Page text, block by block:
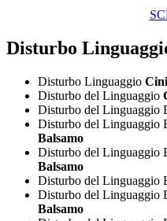
Disturbo
Disturbo Linguaggio
Disturbo del Linguaggio
Disturbo del Linguaggio
Disturbo del Linguaggio
Balsamo
Disturbo del Linguaggio
Balsamo
Disturbo del Linguaggio
Disturbo del Linguaggio
Balsamo